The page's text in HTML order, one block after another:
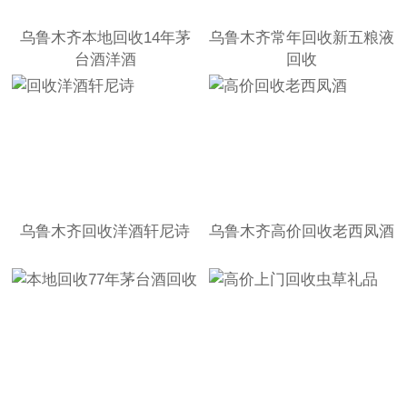
乌鲁木齐本地回收14年茅
台酒洋酒
乌鲁木齐常年回收新五粮液
回收
乌鲁木齐回收洋酒轩尼诗 乌鲁木齐高价回收老西凤酒